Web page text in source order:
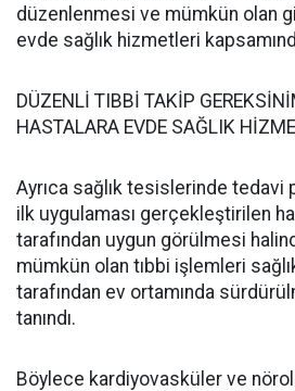
düzenlenmesi ve mümkün olan
evde sağlık hizmetleri
DÜZENLİ TIBBİ TAKİP
HASTALARA EVDE SAĞLIK
Ayrıca sağlık tesislerinde tedavi
ilk uygulaması gerçekleştirilen
tarafından uygun görülmesi
mümkün olan tıbbi işlemleri
tarafından ev ortamında
tanındı.
Böylece kardiyovasküler ve